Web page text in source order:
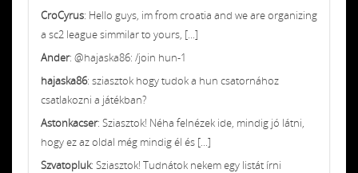
CroCyrus: Hello guys, im from croatia and we are organizing
a sc2 league simmilar to yours, [...]
Ander: @hajaska86: /join hun-1
hajaska86: sziasztok hogy tudok a hun csatornához
csatlakozni a játékban?
Astonkacser: Sziasztok! Néha felnézek ide, mindig jó látni,
hogy ez az oldal még mindig él és [...]
Szvatopluk: Sziasztok! Tudnátok nekem egy listát írni